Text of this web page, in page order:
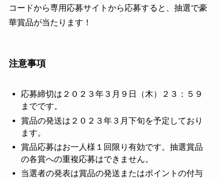
コードから専用応募サイトから応募すると、抽選で豪
華賞品が当たります！
注意事項
応募締切は２０２３年３月９日（木）２３：５９
までです。
賞品の発送は２０２３年３月下旬を予定しており
ます。
賞品応募はお一人様１回限り有効です。抽選賞品
の各賞への重複応募はできません。
当選者の発表は賞品の発送またはポイントの付与